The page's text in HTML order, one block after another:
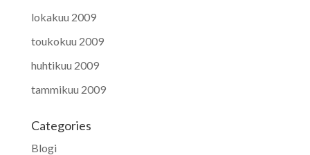
lokakuu 2009
toukokuu 2009
huhtikuu 2009
tammikuu 2009
Categories
Blogi